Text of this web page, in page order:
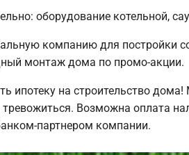
оборудование котельной,
компанию для постройки
монтаж дома по промо-акции.
ипотеку на строительство
тревожиться. Возможна оплата
партнером компании.